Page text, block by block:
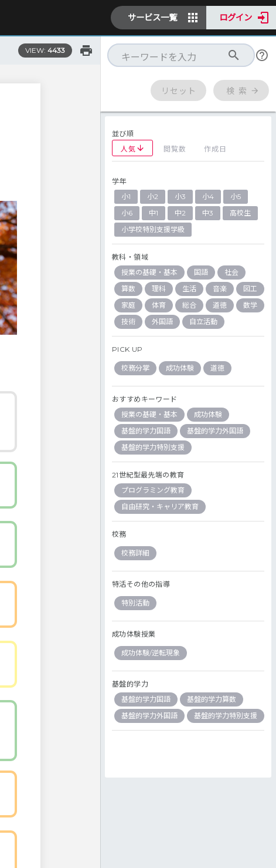
サービス一覧 ログイン
VIEW: 4433
リセット 検 索
並び順
人気
閲覧数 作成日
学年
小1
小2 小3 小4
小5
小6
中1 中2 中3
高校生
小学校特別支援学級
教科・領域
授業の基礎・基本
国語
社会
算数
理科 生活 音楽
図工
家庭
体育 総合 道徳
数学
技術
外国語 自立活動
PICK UP
校務分掌 成功体験 道徳
おすすめキーワード
授業の基礎・基本
成功体験
基盤的学力国語
基盤的学力外国語
基盤的学力特別支援
21世紀型最先端の教育
プログラミング教育
自由研究・キャリア教育
校務
校務詳細
特活その他の指導
特別活動
成功体験授業
成功体験/逆転現象
基盤的学力
基盤的学力国語
基盤的学力算数
基盤的学力外国語
基盤的学力特別支援